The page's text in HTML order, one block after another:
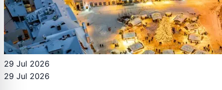
29 Jul 2026
29 Jul 2026